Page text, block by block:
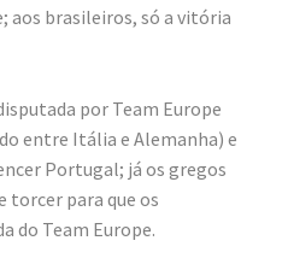
aos brasileiros, só a vitória
por Team Europe
entre Itália e Alemanha) e
Portugal; já os gregos
torcer para que os
do Team Europe.